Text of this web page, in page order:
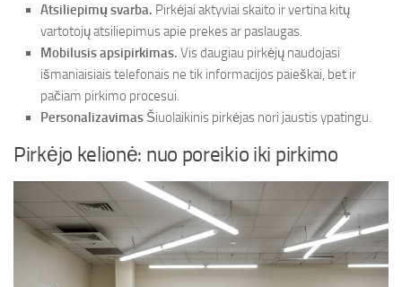
Atsiliepimų svarba. Pirkėjai aktyviai skaito ir vertina kitų
vartotojų atsiliepimus apie prekes ar paslaugas.
Mobilusis apsipirkimas. Vis daugiau pirkėjų naudojasi
išmaniaisiais telefonais ne tik informacijos paieškai, bet ir
pačiam pirkimo procesui.
Personalizavimas Šiuolaikinis pirkėjas nori jaustis ypatingu.
Pirkėjo kelionė: nuo poreikio iki pirkimo